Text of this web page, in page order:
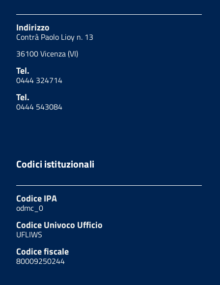
Indirizzo
Contrà Paolo Lioy n. 13
36100 Vicenza (VI)
Tel.
0444 324714
Tel.
0444 543084
Codici istituzionali
Codice IPA
odmc_0
Codice Univoco Ufficio
UFLIWS
Codice fiscale
80009250244